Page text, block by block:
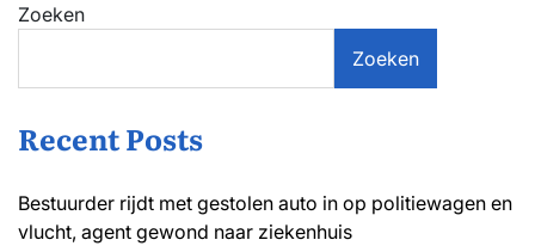
Zoeken
Zoeken
Recent Posts
Bestuurder rijdt met gestolen auto in op politiewagen en
vlucht, agent gewond naar ziekenhuis